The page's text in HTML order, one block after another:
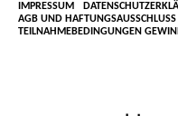
IMPRESSUM
AGB UND HAFTUNGSAUSSCHLUSS
TEILNAHMEBEDINGUNGEN